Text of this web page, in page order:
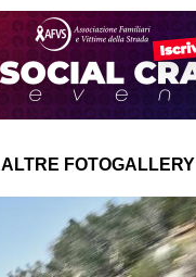
ALTRE FOTOGALLERY